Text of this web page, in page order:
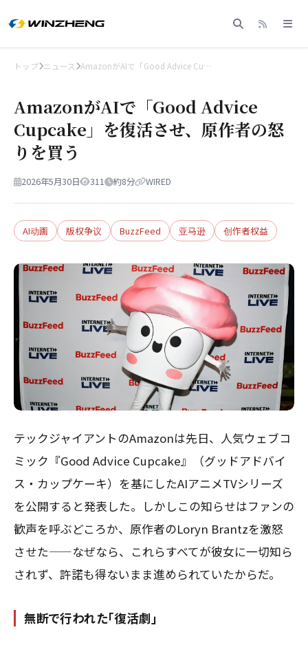
トップ ニュース AmazonがAIで「Good Advice Cu…
AmazonがAIで「Good Advice
Cupcake」を復活させ、原作者の怒
りを買う
2026年5月30日 311 約8分 WIRED
AI动画 版权争议 BuzzFeed 亚马逊 创作者权益
テックジャイアントのAmazonは先日、人気ウェブコ
ミック『Good Advice Cupcake』（グッドアドバイ
ス・カップケーキ）を基にしたAIアニメTVシリーズ
を公開すると発表した。しかしこの知らせはファンの
歓声を呼ぶどころか、原作者のLoryn Brantzを激怒
させた——なぜなら、これらすべてが彼女に一切知ら
されず、許諾も得ないまま進められていたからだ。
無断で行われた「復活劇」